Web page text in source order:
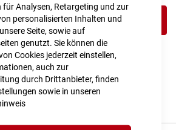
für Analysen, Retargeting und zur
personalisierten Inhalten und
Seite, sowie auf
genutzt. Sie können die
Cookies jederzeit einstellen,
auch zur
durch Drittanbieter, finden
sowie in unseren
DEN WARENKORB
ansehen